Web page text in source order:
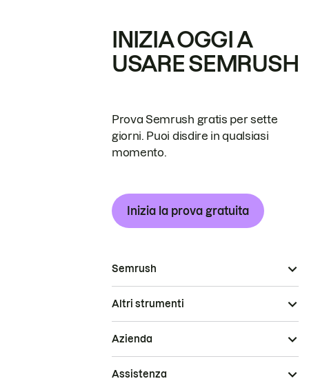
INIZIA OGGI A
USARE SEMRUSH
Prova Semrush gratis per sette
giorni. Puoi disdire in qualsiasi
momento.
Inizia la prova gratuita
Semrush
Altri strumenti
Azienda
Assistenza